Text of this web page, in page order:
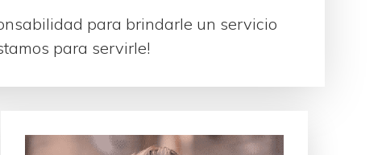
para brindarle un servicio
para servirle!